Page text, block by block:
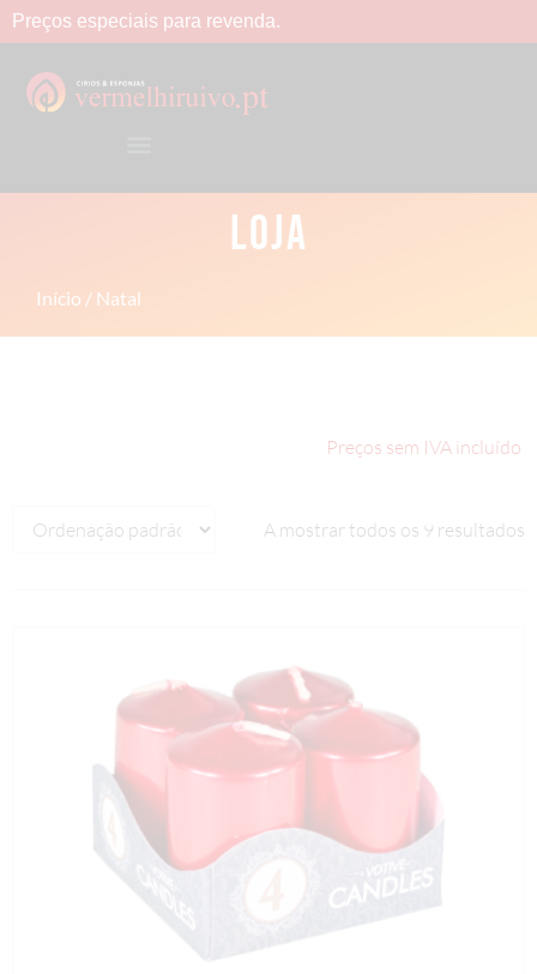
Preços especiais para revenda.
LOJA
Início / Natal
Preços sem IVA incluído
A mostrar todos os 9 resultados